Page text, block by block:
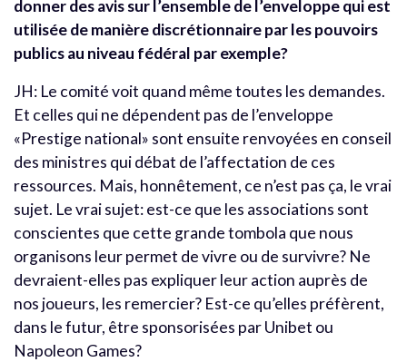
donner des avis sur l’ensemble de l’enveloppe qui est
utilisée de manière discrétionnaire par les pouvoirs
publics au niveau fédéral par exemple?
JH: Le comité voit quand même toutes les demandes.
Et celles qui ne dépendent pas de l’enveloppe
«Prestige national» sont ensuite renvoyées en conseil
des ministres qui débat de l’affectation de ces
ressources. Mais, honnêtement, ce n’est pas ça, le vrai
sujet. Le vrai sujet: est-ce que les associations sont
conscientes que cette grande tombola que nous
organisons leur permet de vivre ou de survivre? Ne
devraient-elles pas expliquer leur action auprès de
nos joueurs, les remercier? Est-ce qu’elles préfèrent,
dans le futur, être sponsorisées par Unibet ou
Napoleon Games?